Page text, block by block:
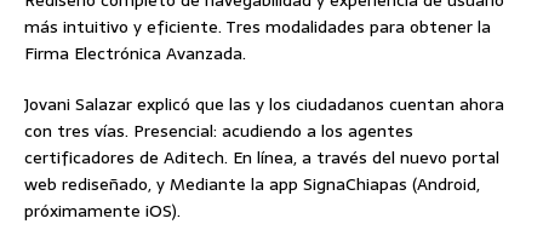
más intuitivo y eficiente. Tres modalidades para obtener la
Firma Electrónica Avanzada.
Jovani Salazar explicó que las y los ciudadanos cuentan ahora
con tres vías. Presencial: acudiendo a los agentes
certificadores de Aditech. En línea, a través del nuevo portal
web rediseñado, y Mediante la app SignaChiapas (Android,
próximamente iOS).